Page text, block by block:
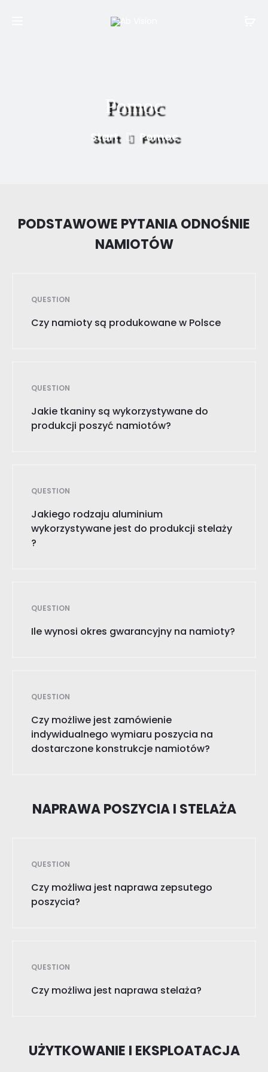
Pomoc
Start Pomoc
PODSTAWOWE PYTANIA ODNOŚNIE
NAMIOTÓW
QUESTION
Czy namioty są produkowane w Polsce
QUESTION
Jakie tkaniny są wykorzystywane do
produkcji poszyć namiotów?
QUESTION
Jakiego rodzaju aluminium
wykorzystywane jest do produkcji stelaży
?
QUESTION
Ile wynosi okres gwarancyjny na namioty?
QUESTION
Czy możliwe jest zamówienie
indywidualnego wymiaru poszycia na
dostarczone konstrukcje namiotów?
NAPRAWA POSZYCIA I STELAŻA
QUESTION
Czy możliwa jest naprawa zepsutego
poszycia?
QUESTION
Czy możliwa jest naprawa stelaża?
UŻYTKOWANIE I EKSPLOATACJA